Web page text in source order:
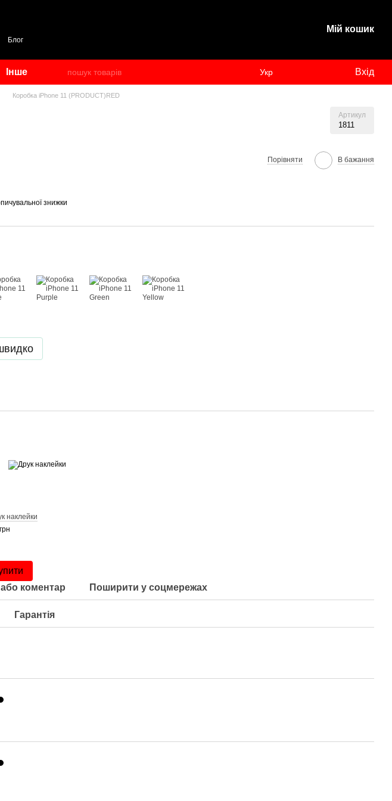
Блог
Мій кошик
Інше Укр Вхід
Коробка iPhone 11 (PRODUCT)RED
Артикул
1811
Порівняти В бажання
знижки
наклейки
коментар Поширити у соцмережах
Гарантія